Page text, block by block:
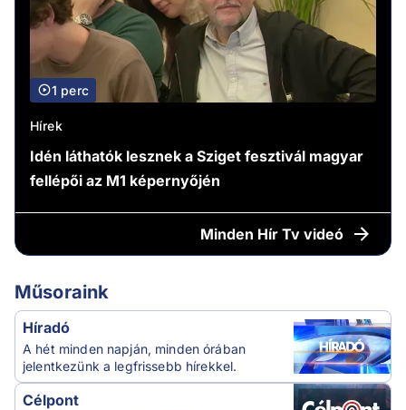
1 perc
Hírek
Idén láthatók lesznek a Sziget fesztivál magyar
fellépői az M1 képernyőjén
Minden Hír Tv videó
Műsoraink
Híradó
A hét minden napján, minden órában
jelentkezünk a legfrissebb hírekkel.
Célpont